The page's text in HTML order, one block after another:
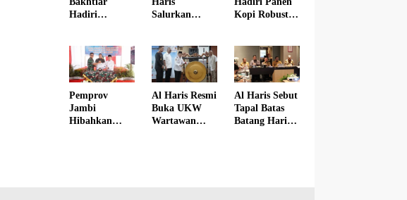
Hadiri
Pendidikan
Jambi 2026
Salurkan
Kurban di
Dua
Kabupaten
Kopi Robusta
Jambi
Pemprov
Jambi
Hibahkan
Al Haris Resmi
Buka UKW
Wartawan
Al Haris Sebut
Tapal Batas
Batang Hari